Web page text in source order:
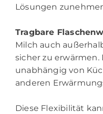
Lösungen
Tragbare
Milch auch
sicher zu
unabhängig von
anderen
Diese Flexibilität